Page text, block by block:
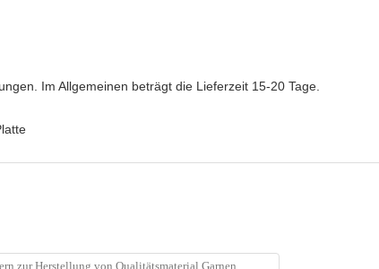
Im Allgemeinen beträgt die Lieferzeit 15-20 Tage.